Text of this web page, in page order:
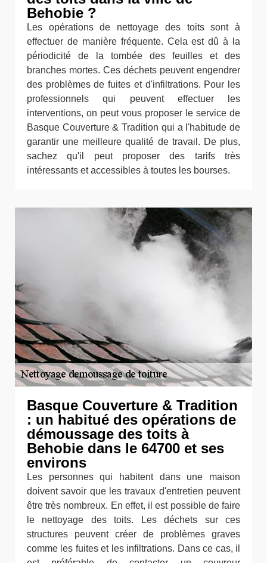
Behobie ?
Les opérations de nettoyage des toits sont à
effectuer de manière fréquente. Cela est dû à la
périodicité de la tombée des feuilles et des
branches mortes. Ces déchets peuvent engendrer
des problèmes de fuites et d'infiltrations. Pour les
professionnels qui peuvent effectuer les
interventions, on peut vous proposer le service de
Basque Couverture & Tradition qui a l'habitude de
garantir une meilleure qualité de travail. De plus,
sachez qu'il peut proposer des tarifs très
intéressants et accessibles à toutes les bourses.
Basque Couverture & Tradition
: un habitué des opérations de
démoussage des toits à
Behobie dans le 64700 et ses
environs
Les personnes qui habitent dans une maison
doivent savoir que les travaux d'entretien peuvent
être très nombreux. En effet, il est possible de faire
le nettoyage des toits. Les déchets sur ces
structures peuvent créer de problèmes graves
comme les fuites et les infiltrations. Dans ce cas, il